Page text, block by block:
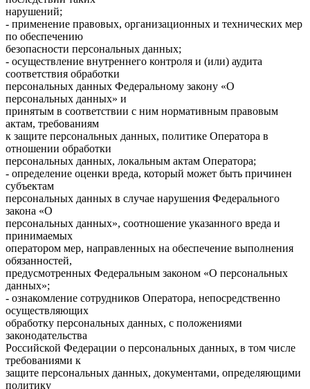
нарушений;
- применение правовых, организационных и технических мер
по обеспечению
безопасности персональных данных;
- осуществление внутреннего контроля и (или) аудита
соответствия обработки
персональных данных Федеральному закону «О
персональных данных» и
принятым в соответствии с ним нормативным правовым
актам, требованиям
к защите персональных данных, политике Оператора в
отношении обработки
персональных данных, локальным актам Оператора;
- определение оценки вреда, который может быть причинен
субъектам
персональных данных в случае нарушения Федерального
закона «О
персональных данных», соотношение указанного вреда и
принимаемых
оператором мер, направленных на обеспечение выполнения
обязанностей,
предусмотренных Федеральным законом «О персональных
данных»;
- ознакомление сотрудников Оператора, непосредственно
осуществляющих
обработку персональных данных, с положениями
законодательства
Российской Федерации о персональных данных, в том числе
требованиями к
защите персональных данных, документами, определяющими
политику